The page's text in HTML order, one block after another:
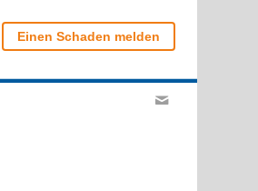
Einen Schaden melden